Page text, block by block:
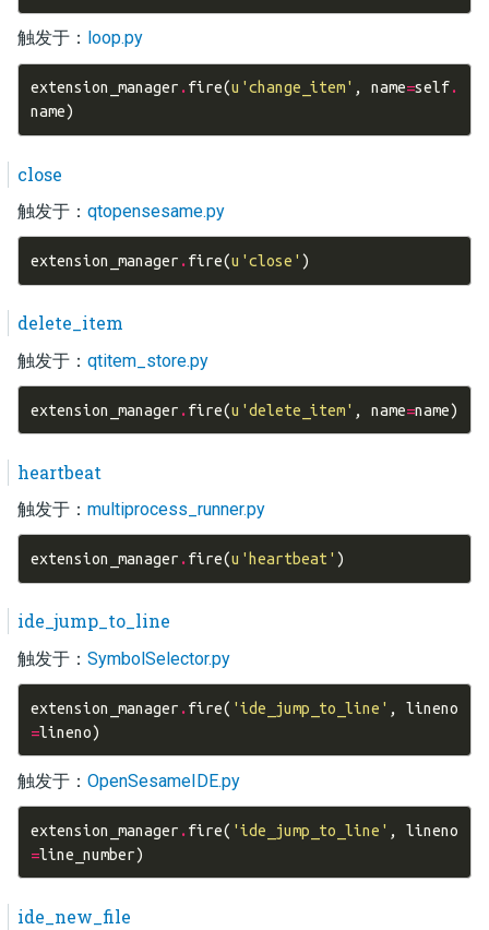
触发于： loop.py
extension_manager .fire(u 'change_item' , name=self.
name)
close
触发于： qtopensesame.py
extension_manager .fire(u 'close' )
delete_item
触发于： qtitem_store.py
extension_manager .fire(u 'delete_item' , name=name)
heartbeat
触发于： multiprocess_runner.py
extension_manager .fire(u 'heartbeat' )
ide_jump_to_line
触发于： SymbolSelector.py
extension_manager .fire( 'ide_jump_to_line' ,
lineno
=lineno)
触发于： OpenSesameIDE.py
extension_manager .fire( 'ide_jump_to_line' ,
lineno
=line_number)
ide_new_file